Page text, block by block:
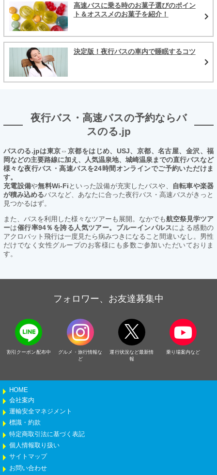
高速バスに乗る時のお菓子選びのポイン
ト＆オススメのお菓子を紹介！
決定版！夜行バスの車内で睡眠するコツ
夜行バス・高速バスの予約ならバ
スのる.jp
バスのる.jpは東京⇔京都をはじめ、USJ、京都、名古屋、金沢、福
岡などの主要路線に加え、人気温泉地、城崎温泉までの直行バスなど
様々な夜行バス・高速バスを24時間オンラインでご予約いただけま
す。
充電設備や無料Wi-Fiといった設備が充実したバスや、
自転車や楽器
が積み込めるバスなど、あなたに合った夜行バス・高速バスがきっと
見つかるはず。
また、バスを利用した様々なツアーも展開。なかでも航空祭見学ツア
ーは催行率94％を誇る人気ツアー。ブルーインパルスによる感動の
アクロバット飛行は一度見たら病みつきになること間違いなし。男性
だけでなく女性グループのお客様にも多数ご参加いただいておりま
す。
フォロワー、お友達募集中
割引クーポン配布中
グルメ・旅行情報な
ど
運行状況など最新情
報
乗り場案内など
HOME
会社案内
運輸安全マネジメント
標識・約款
特定商取引法に基づく表記
個人情報取り扱い
サイトマップ
お問い合わせ